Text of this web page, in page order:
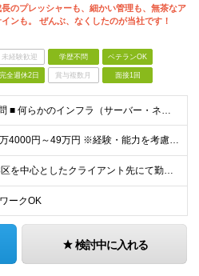
長のプレッシャーも、細かい管理も、無茶なア
インも。 ぜんぶ、なくしたのが当社です！
未経験歓迎 学歴不問 ベテランOK
完全週休2日 賞与複数月 面接1回
■ 学歴不問 ■ 何らかのインフラ（サーバー・ネットワーク）の実務経験をお持ちの方 ※運用・保守の経験のみという方も大歓迎です！ ＼こんな方にピッタリの環境です／ ◎案件がコロコロ変わることに疲れて
■ 月給33万4000円～49万円 ※経験・能力を考慮して優遇します。 ※上記には固定残業代（月30時間分・6万3500円～9万3100円）を含みます。超過分は全額支給。 ※待機期間中全額給与を保証
◎東京23区を中心としたクライアント先にて勤務いただきます（転居を伴う転勤なし） ◎在宅勤務も活用できます ■ 本社 東京都江戸川区南葛西3-5-3-402 (変更の範囲)上記を除く当社関連勤務地
ークOK
検討中に入れる